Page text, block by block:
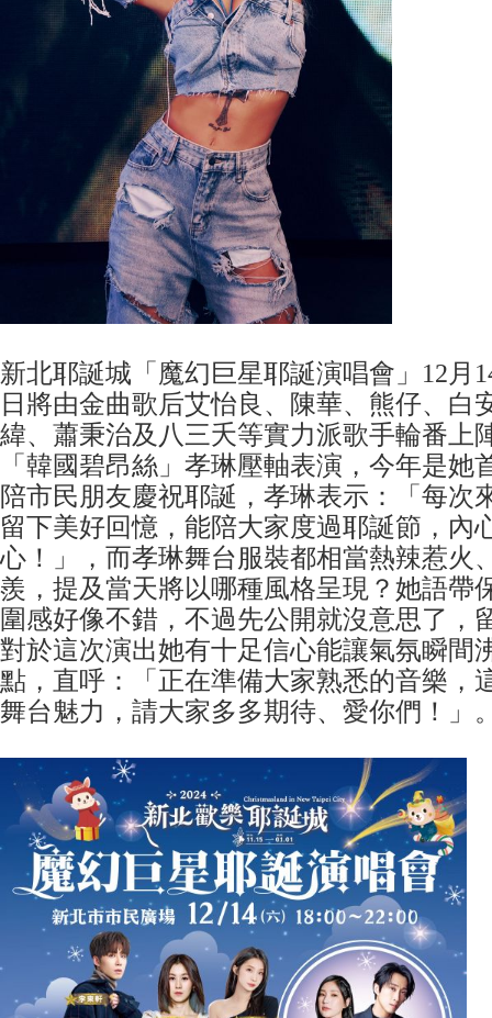
新北耶誕城「魔幻巨星耶誕演唱會」12月
日將由金曲歌后艾怡良、陳華、熊仔、白
緯、蕭秉治及八三夭等實力派歌手輪番上
「韓國碧昂絲」孝琳壓軸表演，今年是她
陪市民朋友慶祝耶誕，孝琳表示：「每次
留下美好回憶，能陪大家度過耶誕節，內
心！」，而孝琳舞台服裝都相當熱辣惹火
羨，提及當天將以哪種風格呈現？她語帶
圍感好像不錯，不過先公開就沒意思了，
對於這次演出她有十足信心能讓氣氛瞬間
點，直呼：「正在準備大家熟悉的音樂，
舞台魅力，請大家多多期待、愛你們！」